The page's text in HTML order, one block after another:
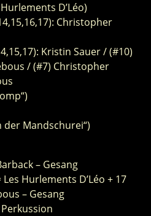
D’Léo)
Christopher
Kristin Sauer / (#10)
/ (#7) Christopher
der Mandschurei“)
– Gesang
Hurlements D’Léo + 17
– Gesang